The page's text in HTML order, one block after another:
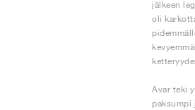
jälkeen
oli
Avar teki
paksumpi